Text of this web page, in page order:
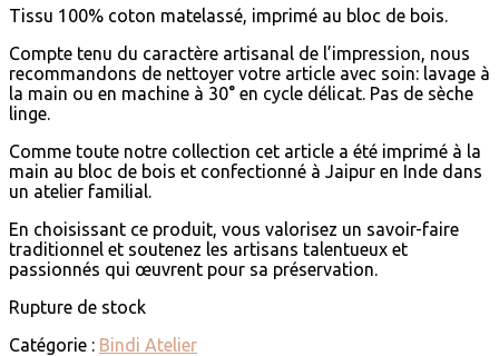
Tissu 100% coton matelassé, imprimé au bloc de bois.
Compte tenu du caractère artisanal de l’impression, nous
recommandons de nettoyer votre article avec soin: lavage à
la main ou en machine à 30° en cycle délicat. Pas de sèche
linge.
Comme toute notre collection cet article a été imprimé à la
main au bloc de bois et confectionné à Jaipur en Inde dans
un atelier familial.
En choisissant ce produit, vous valorisez un savoir-faire
traditionnel et soutenez les artisans talentueux et
passionnés qui œuvrent pour sa préservation.
Rupture de stock
Catégorie : Bindi Atelier